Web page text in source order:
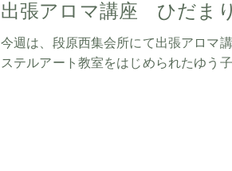
出張アロマ講座 ひだま
今週は、段原西集会所にて出張アロマ
ステルアート教室をはじめられたゆう